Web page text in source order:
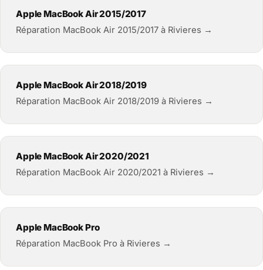
Apple MacBook Air 2015/2017
Réparation MacBook Air 2015/2017 à Rivieres →
Apple MacBook Air 2018/2019
Réparation MacBook Air 2018/2019 à Rivieres →
Apple MacBook Air 2020/2021
Réparation MacBook Air 2020/2021 à Rivieres →
Apple MacBook Pro
Réparation MacBook Pro à Rivieres →